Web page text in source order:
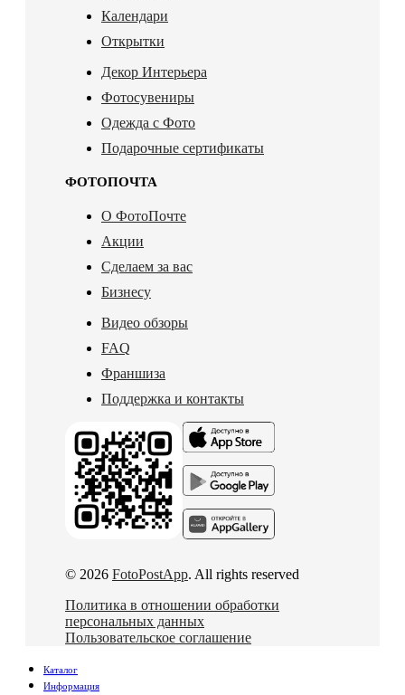
Календари
Открытки
Декор Интерьера
Фотосувениры
Одежда с Фото
Подарочные сертификаты
ФОТОПОЧТА
О ФотоПочте
Акции
Сделаем за вас
Бизнесу
Видео обзоры
FAQ
Франшиза
Поддержка и контакты
© 2026 FotoPostApp. All rights reserved
Политика в отношении обработки
персональных данных
Пользовательское соглашение
Каталог
Информация